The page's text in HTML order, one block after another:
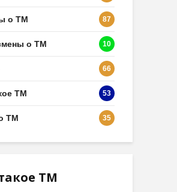
о ТМ 87
о ТМ 10
66
ТМ 53
ТМ 35
ТМ